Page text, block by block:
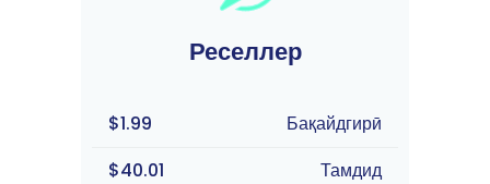
Реселлер
$1.99
Бақайдгирӣ
$40.01
Тамдид